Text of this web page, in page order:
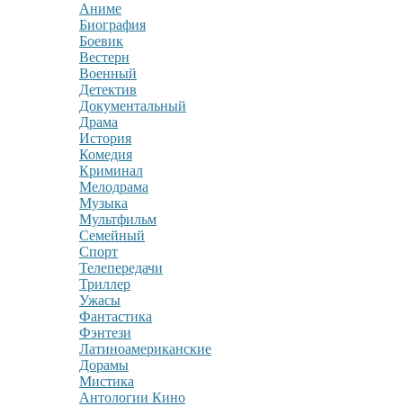
Аниме
Биография
Боевик
Вестерн
Военный
Детектив
Документальный
Драма
История
Комедия
Криминал
Мелодрама
Музыка
Мультфильм
Семейный
Спорт
Телепередачи
Триллер
Ужасы
Фантастика
Фэнтези
Латиноамериканские
Дорамы
Мистика
Антологии Кино